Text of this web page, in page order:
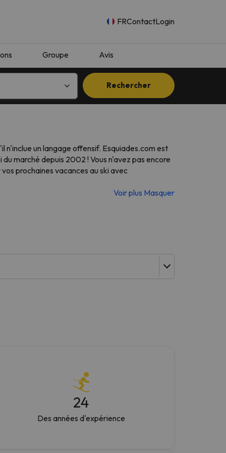
FRContactLogin
Groupe Avis
Rechercher
n'inclue un langage offensif. Esquiades.com est
marché depuis 2002 ! Vous n'avez pas encore
prochaines vacances au ski avec
Voir plus Masquer
24
Des années d'expérience